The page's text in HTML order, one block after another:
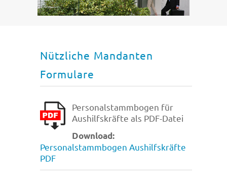
Nützliche Mandanten
Formulare
Personalstammbogen für
Aushilfskräfte als PDF-Datei
Download:
Personalstammbogen Aushilfskräfte
PDF